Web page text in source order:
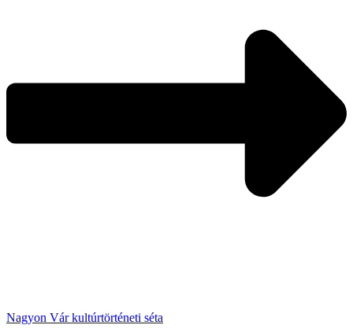
Nagyon Vár kultúrtörténeti séta